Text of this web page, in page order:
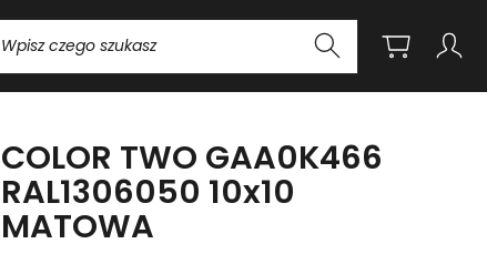
COLOR TWO GAA0K466
RAL1306050 10x10
MATOWA